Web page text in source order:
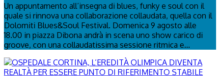
Un appuntamento all’insegna di blues, funky e soul con il
quale si rinnova una collaborazione collaudata, quella con il
Dolomiti Blues&Soul Festival. Domenica 9 agosto alle
18.00 in piazza Dibona andrà in scena uno show carico di
groove, con una collaudatissima sessione ritmica e...